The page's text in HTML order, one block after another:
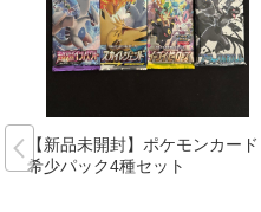
【新品未開封】ポケモンカード
希少パック4種セット